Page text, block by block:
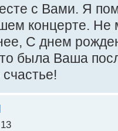
с Вами. Я
концерте. Не
С днем
была Ваша